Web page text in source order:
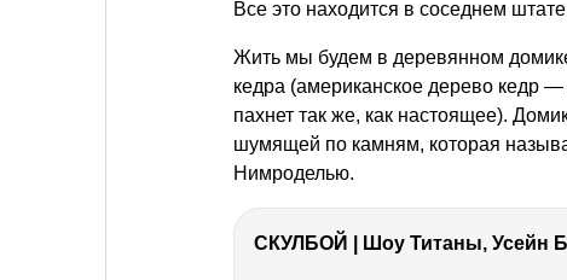
Все это находится в соседнем
Жить мы будем в деревянном
кедра (американское дерево кедр
пахнет так же, как настоящее).
шумящей по камням, которая
Нимроделью.
СКУЛБОЙ | Шоу Титаны, Усейн